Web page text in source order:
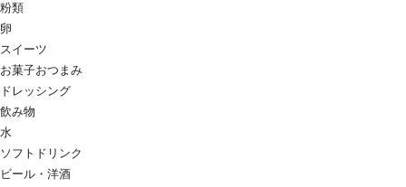
粉類
卵
スイーツ
お菓子おつまみ
ドレッシング
飲み物
水
ソフトドリンク
ビール・洋酒